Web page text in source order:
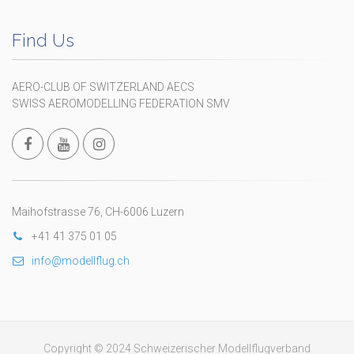
Find Us
AERO-CLUB OF SWITZERLAND AECS
SWISS AEROMODELLING FEDERATION SMV
Maihofstrasse 76, CH-6006 Luzern
+41 41 375 01 05
info@modellflug.ch
Copyright © 2024 Schweizerischer Modellflugverband